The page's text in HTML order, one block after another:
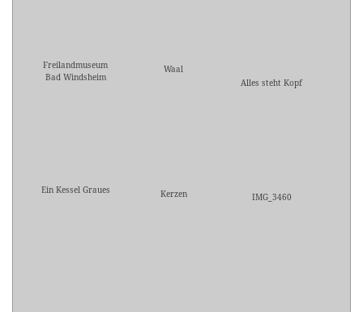
Freilandmuseum
Bad Windsheim
Waal
Alles steht Kopf
Ein Kessel Graues Kerzen IMG_3460